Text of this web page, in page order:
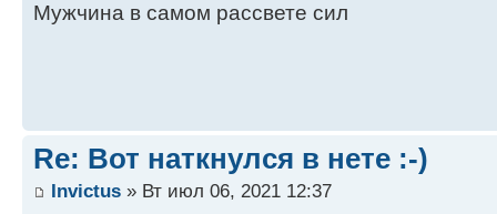
Мужчина в самом рассвете сил
Re: Вот наткнулся в нете :-)
Invictus » Вт июл 06, 2021 12:37